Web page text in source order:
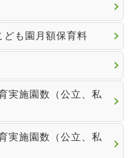
も園月額保育料
実施園数（公立、私
実施園数（公立、私